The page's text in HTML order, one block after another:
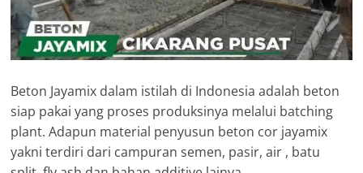
Beton Jayamix dalam istilah di Indonesia adalah beton
siap pakai yang proses produksinya melalui batching
plant. Adapun material penyusun beton cor jayamix
yakni terdiri dari campuran semen, pasir, air , batu